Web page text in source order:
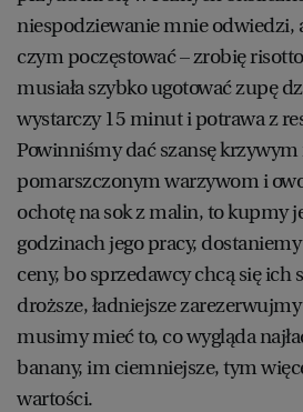
niespodziewanie mnie odwiedzi,
czym poczęstować – zrobię
musiała szybko ugotować zupę
wystarczy 15 minut i potrawa z
Powinniśmy dać szansę
pomarszczonym warzywom i
ochotę na sok z malin, to kupmy
godzinach jego pracy,
ceny, bo sprzedawcy chcą się ich
droższe, ładniejsze
musimy mieć to, co wygląda
banany, im ciemniejsze, tym
wartości.